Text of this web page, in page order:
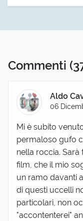
Commenti
Aldo
06
Mi è subito
permaloso gufo
nella roccia.
film, che il mio
un ramo davanti
di questi uccelli
particolari, non
"accontenterei"